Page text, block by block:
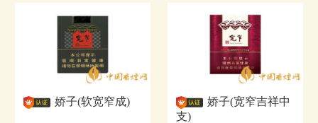
娇子(软宽窄成)
娇子(宽窄吉祥中
支)